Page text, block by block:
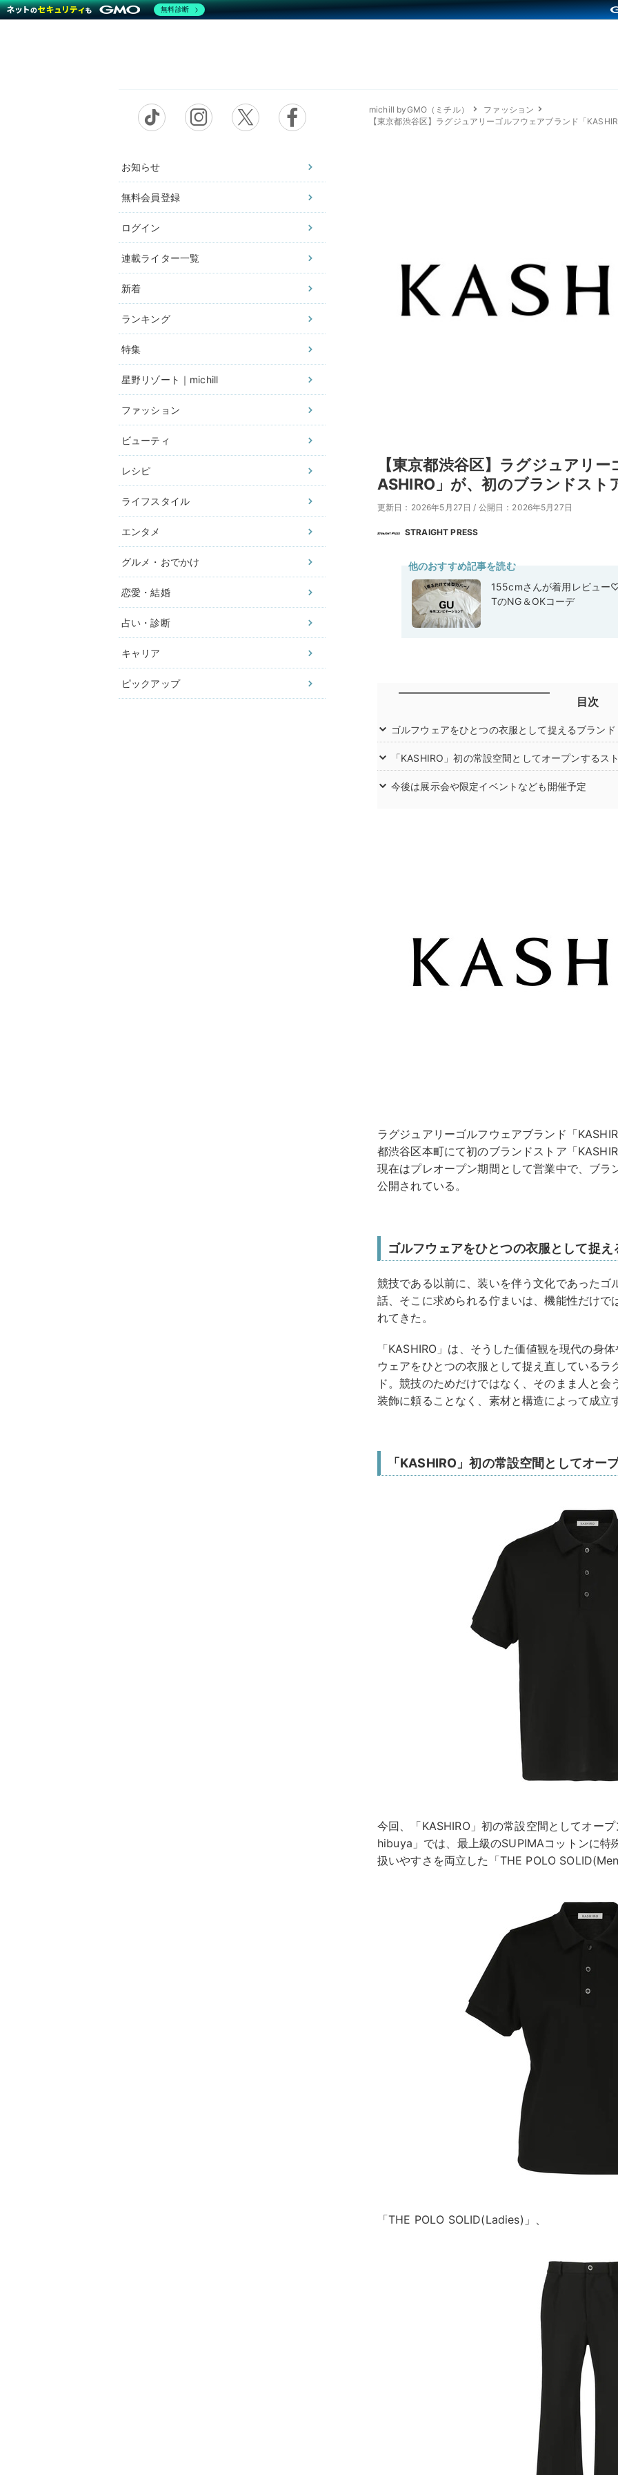
お知らせ
無料会員登録
ログイン
連載ライター一覧
新着
ランキング
特集
星野リゾート｜michill
ファッション
ビューティ
レシピ
ライフスタイル
エンタメ
グルメ・おでかけ
恋愛・結婚
占い・診断
キャリア
ピックアップ
michill byGMO（ミチル）
ファッション
【東京都渋谷区】ラグジュアリーゴルフウェアブランド「
【東京都渋谷区】ラグジュアリ
ASHIRO」が、初のブランドスト
更新日：2026年5月27日 / 公開日：2026年5月27日
STRAIGHT PRESS
他のおすすめ記事を読む
155cmさんが着用レビュー
TのNG＆OKコーデ
目次
ゴルフウェアをひとつの衣服として捉えるブランド
「KASHIRO」初の常設空間としてオープンするス
今後は展示会や限定イベントなども開催予定
ラグジュアリーゴルフウェアブランド「
都渋谷区本町にて初のブランドストア「
現在はプレオープン期間として営業中で、ブラ
公開されている。
ゴルフウェアをひとつの衣服として捉え
競技である以前に、装いを伴う文化であったゴ
話、そこに求められる佇まいは、機能性だけで
れてきた。
「KASHIRO」は、そうした価値観を現代の身
ウェアをひとつの衣服として捉え直している
ド。競技のためだけではなく、そのまま人と
装飾に頼ることなく、素材と構造によって成立
「KASHIRO」初の常設空間としてオー
今回、「KASHIRO」初の常設空間としてオー
hibuya」では、最上級のSUPIMAコットンに特
扱いやすさを両立した「THE POLO
「THE POLO SOLID(Ladies)」、
無料診断